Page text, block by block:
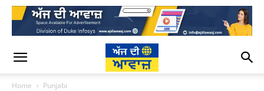
Home Punjabi